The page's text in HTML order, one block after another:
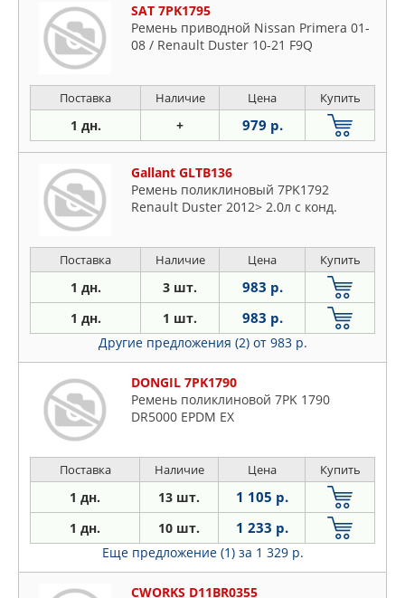
SAT 7PK1795
Ремень приводной Nissan Primera 01-
08 / Renault Duster 10-21 F9Q
Поставка Наличие Цена Купить
1 дн. + 979 р.
Gallant GLTB136
Ремень поликлиновый 7PK1792
Renault Duster 2012> 2.0л с конд.
Поставка Наличие Цена Купить
1 дн. 3 шт. 983 р.
1 дн. 1 шт. 983 р.
Другие предложения (2) от 983 р.
DONGIL 7PK1790
Ремень поликлиновой 7PK 1790
DR5000 EPDM EX
Поставка Наличие Цена Купить
1 дн. 13 шт. 1 105 р.
1 дн. 10 шт. 1 233 р.
Еще предложение (1) за 1 329 р.
CWORKS D11BR0355